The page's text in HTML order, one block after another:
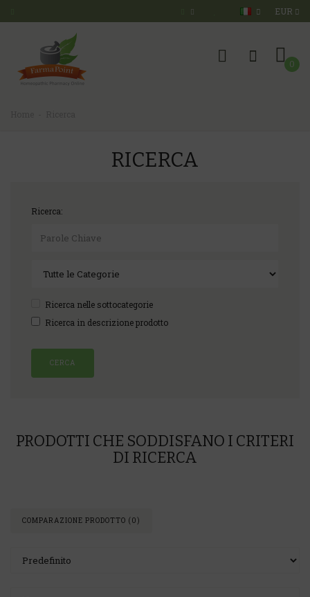
EUR
0
RICERCA
Ricerca:
Ricerca nelle sottocategorie
Ricerca in descrizione prodotto
PRODOTTI CHE SODDISFANO I CRITERI
DI RICERCA
COMPARAZIONE PRODOTTO (0)